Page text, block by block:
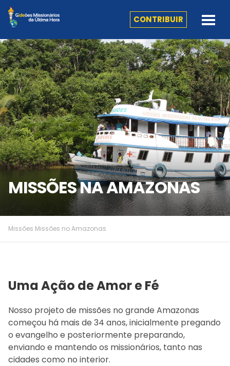
CONTRIBUIR
MISSÕES NA AMAZONAS
Missões Missões no Amazonas
Uma Ação de Amor e Fé
Nosso projeto de missões no grande Amazonas
começou há mais de 34 anos, inicialmente pregando
o evangelho e posteriormente preparando,
enviando e mantendo os missionários, tanto nas
cidades como no interior.